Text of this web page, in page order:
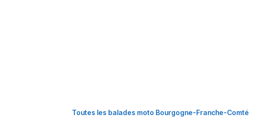
Toutes les balades moto Bourgogne-Franche-Comté